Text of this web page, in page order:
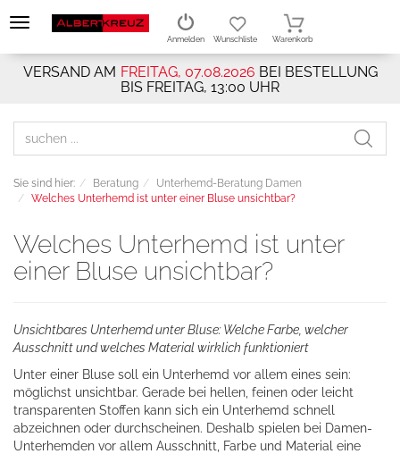
VERSAND AM FREITAG, 07.08.2026 BEI BESTELLUNG
BIS FREITAG, 13:00 UHR
Anmelden Wunschliste Warenkorb
Sie sind hier: Beratung
Unterhemd-Beratung Damen
Welches Unterhemd ist unter einer Bluse unsichtbar?
Welches Unterhemd ist unter
einer Bluse unsichtbar?
Unsichtbares Unterhemd unter Bluse: Welche Farbe, welcher
Ausschnitt und welches Material wirklich funktioniert
Unter einer Bluse soll ein Unterhemd vor allem eines sein:
möglichst unsichtbar. Gerade bei hellen, feinen oder leicht
transparenten Stoffen kann sich ein Unterhemd schnell
abzeichnen oder durchscheinen. Deshalb spielen bei Damen-
Unterhemden vor allem Ausschnitt, Farbe und Material eine